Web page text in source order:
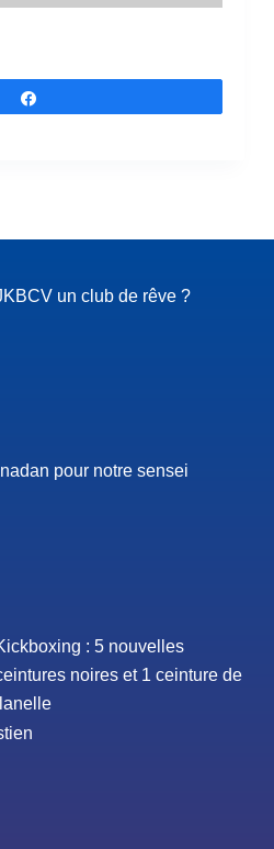
un club de rêve ?
pour notre sensei
: 5 nouvelles
noires et 1 ceinture de